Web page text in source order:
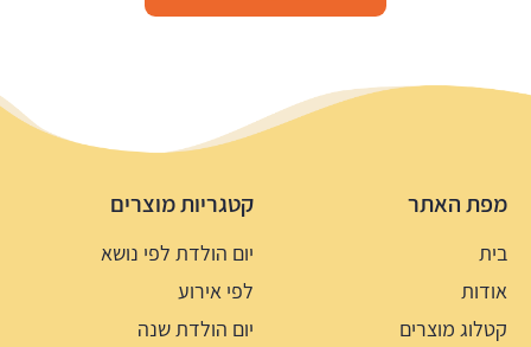
מפת האתר
בית
אודות
קטלוג מוצרים
קטגריות מוצרים
יום הולדת לפי נושא
לפי אירוע
יום הולדת שנה